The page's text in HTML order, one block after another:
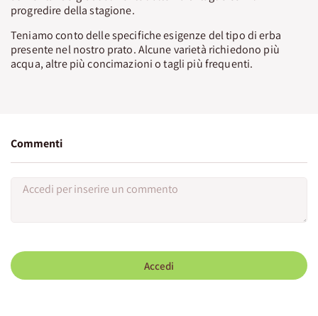
progredire della stagione.
Teniamo conto delle specifiche esigenze del tipo di erba
presente nel nostro prato. Alcune varietà richiedono più
acqua, altre più concimazioni o tagli più frequenti.
Commenti
Accedi